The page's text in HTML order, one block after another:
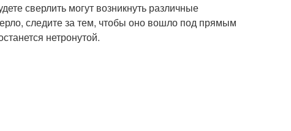
сверлить могут возникнуть различные
следите за тем, чтобы оно вошло под прямым
нетронутой.